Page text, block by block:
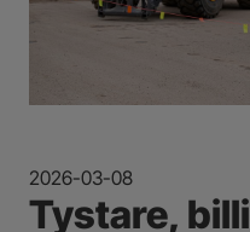
2026-03-08
Tystare,